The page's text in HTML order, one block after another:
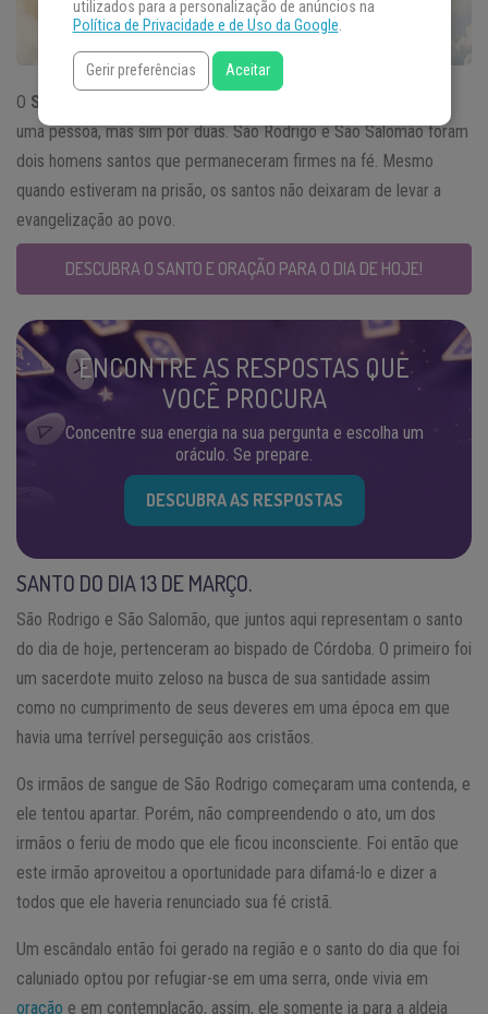
O Santo do Dia
uma pessoa, mas sim por duas. São Rodrigo e São Salomão foram
dois homens santos que permaneceram firmes na fé. Mesmo
quando estiveram na prisão, os santos não deixaram de levar a
evangelização ao povo.
DESCUBRA O SANTO E ORAÇÃO PARA O DIA DE HOJE!
ENCONTRE AS RESPOSTAS QUE
VOCÊ PROCURA
Concentre sua energia na sua pergunta e escolha um
oráculo. Se prepare.
DESCUBRA AS RESPOSTAS
SANTO DO DIA 13 DE MARÇO.
São Rodrigo e São Salomão, que juntos aqui representam o santo
do dia de hoje, pertenceram ao bispado de Córdoba. O primeiro foi
um sacerdote muito zeloso na busca de sua santidade assim
como no cumprimento de seus deveres em uma época em que
havia uma terrível perseguição aos cristãos.
Os irmãos de sangue de São Rodrigo começaram uma contenda, e
ele tentou apartar. Porém, não compreendendo o ato, um dos
irmãos o feriu de modo que ele ficou inconsciente. Foi então que
este irmão aproveitou a oportunidade para difamá-lo e dizer a
todos que ele haveria renunciado sua fé cristã.
Um escândalo então foi gerado na região e o santo do dia que foi
caluniado optou por refugiar-se em uma serra, onde vivia em
oração e em contemplação, assim, ele somente ia para a aldeia
utilizados para a personalização de anúncios na
Política de Privacidade e de Uso da Google.
Gerir preferências Aceitar